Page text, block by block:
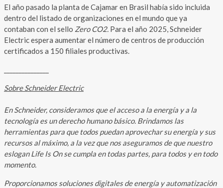
El año pasado la planta de Cajamar en Brasil había sido incluida
dentro del listado de organizaciones en el mundo que ya
contaban con el sello Zero CO2. Para el año 2025, Schneider
Electric espera aumentar el número de centros de producción
certificados a 150 filiales productivas.
Sobre Schneider Electric
En Schneider, consideramos que el acceso a la energía y a la
tecnología es un derecho humano básico. Brindamos las
herramientas para que todos puedan aprovechar su energía y sus
recursos al máximo, a la vez que nos aseguramos de que nuestro
eslogan Life Is On se cumpla en todas partes, para todos y en todo
momento.
Proporcionamos soluciones digitales de energía y automatización